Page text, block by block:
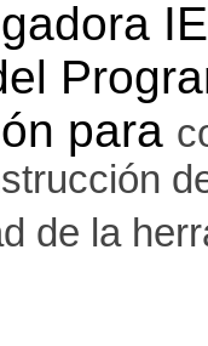
para
de la